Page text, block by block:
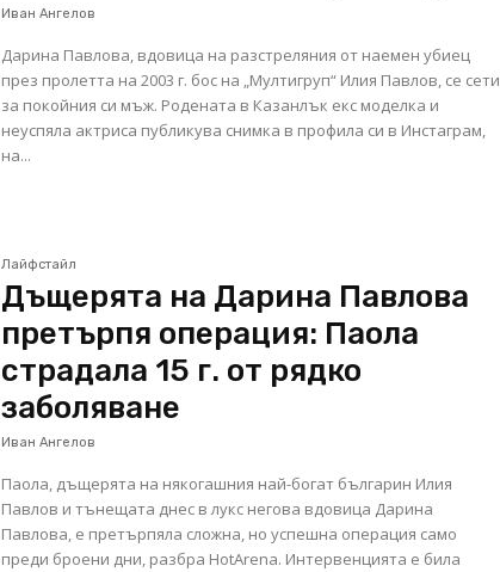
Иван Ангелов
Дарина Павлова, вдовица на разстреляния от наемен убиец
през пролетта на 2003 г. бос на „Мултигруп“ Илия Павлов, се сети
за покойния си мъж. Родената в Казанлък екс моделка и
неуспяла актриса публикува снимка в профила си в Инстаграм,
на...
Лайфстайл
Дъщерята на Дарина Павлова
претърпя операция: Паола
страдала 15 г. от рядко
заболяване
Иван Ангелов
Паола, дъщерята на някогашния най-богат българин Илия
Павлов и тънещата днес в лукс негова вдовица Дарина
Павлова, е претърпяла сложна, но успешна операция само
преди броени дни, разбра HotArena. Интервенцията е била